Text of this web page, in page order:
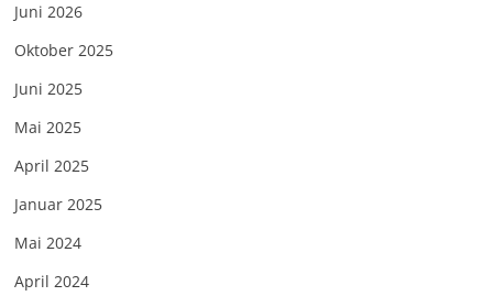
Juni 2026
Oktober 2025
Juni 2025
Mai 2025
April 2025
Januar 2025
Mai 2024
April 2024